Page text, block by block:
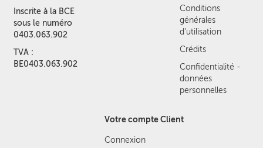
Inscrite à la BCE
sous le numéro
0403.063.902
TVA :
BE0403.063.902
Conditions
générales
d'utilisation
Crédits
Confidentialité -
données
personnelles
Votre compte Client
Connexion